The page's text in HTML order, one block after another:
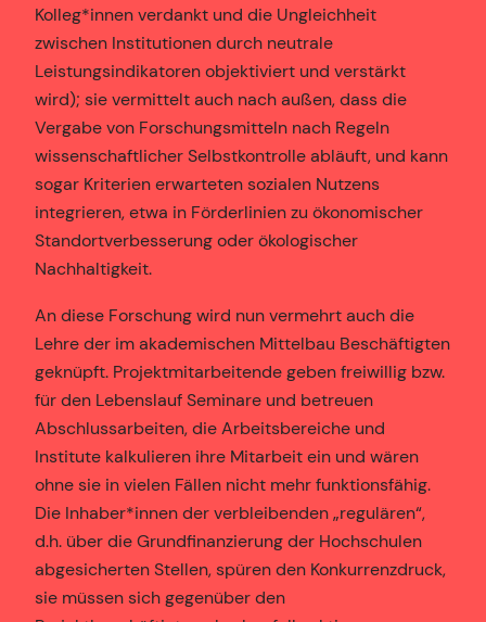
Kolleg*innen verdankt und die Ungleichheit
zwischen Institutionen durch neutrale
Leistungsindikatoren objektiviert und verstärkt
wird); sie vermittelt auch nach außen, dass die
Vergabe von Forschungsmitteln nach Regeln
wissenschaftlicher Selbstkontrolle abläuft, und kann
sogar Kriterien erwarteten sozialen Nutzens
integrieren, etwa in Förderlinien zu ökonomischer
Standortverbesserung oder ökologischer
Nachhaltigkeit.
An diese Forschung wird nun vermehrt auch die
Lehre der im akademischen Mittelbau Beschäftigten
geknüpft. Projektmitarbeitende geben freiwillig bzw.
für den Lebenslauf Seminare und betreuen
Abschlussarbeiten, die Arbeitsbereiche und
Institute kalkulieren ihre Mitarbeit ein und wären
ohne sie in vielen Fällen nicht mehr funktionsfähig.
Die Inhaber*innen der verbleibenden „regulären“,
d.h. über die Grundfinanzierung der Hochschulen
abgesicherten Stellen, spüren den Konkurrenzdruck,
sie müssen sich gegenüber den